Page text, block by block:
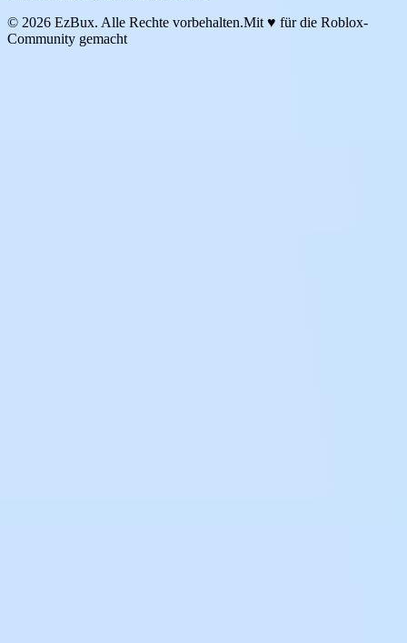
© 2026 EzBux. Alle Rechte vorbehalten.Mit ♥ für die Roblox-
Community gemacht